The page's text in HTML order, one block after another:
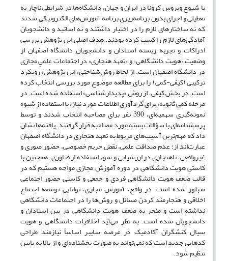
با شیوع ویروس کرونا در ایران و جهان، دانشگاه‌ها در شرایطی ناچار به
تعطیلی و اجرای بدون برنامه‌ریزی برنامه آموزش‌های الکترونیکی شدند
که نه ساختارهای لازم را در اختیار داشتند و نه اساتید و دانشجویان
آمادگی‌های لازم را کسب کرده بودند. هدف اصلی این پژوهش بررسی
ادراکات و تجربه زیسته استادان و دانشجویان دانشگاه اصفهان از
وضعیت «هویت دانشگاهی» و «تعهد هنجاری» در اجتماعات علمیِ مجازی
در دانشگاه اصفهان است. از لحاظ روش‌شناختی، این پژوهش، رویکرد
ترکیبی (کیفی-کمی) را برای مطالعه موضوع مورد بررسی انتخاب کرده
است. در بخش کیفی، از روش «پدیدارشناسی» استفاده شده است. در
مرحله کمیِ ثانویه، برای گردآوری اطلاعات مورد نیاز، با استفاده از شیوه
نمونه‌گیری سهمیه‌ای، 390 نفر برای مصاحبه انتخاب شدند و توسط
پرسشنامه‌ای با سؤالات بسته مورد مصاحبه قرار گرفتند. یافته‌ها نشان
داد که مهم‌ترین آسیب‌های مربوط به تعهد هنجاری در دانشگاه اصفهان
عبارت‌اند از: عدم صداقت علمی، نقض حریم خصوصی، حضور صوری و
غیرواقعی، ناهنجاری در ارزشیابی و سوء استفاده از فناوری. همچنین با
کاستیِ هویت دانشگاهی در دوره آموزش مجازی مواجه هستیم که در
قالب ضعف هویت دانشگاهی فردی و جمعی و کاستی حضور اجتماعی
متبلور شده است. در واقع، آموزش مجازی، توانایی توسعه اجتماع
اخلاقی و هنجارمند کردن مسائل و روش‌ها را در اجتماعات دانشگاهی
نداشته است و منجر به ضعف هویت دانشگاهی در بین استادان و
دانشجویان شده است. به نظر می‌آید اخلاقیات دانشگاهی و هویت
سیال کنشگران آکادمیک در عرصه سایبر اساساً نیازمند طراحی
کدهایی جدید است که نمی‌تواند به صورت بخشنامه‌ای و از بالا به پایین
تنظیم شود.